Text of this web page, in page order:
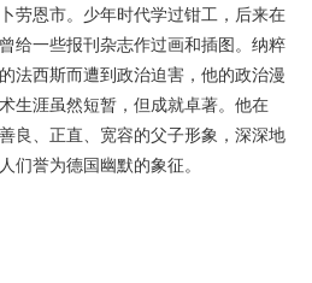
劳恩市。少年时代学过钳工，后来在
给一些报刊杂志作过画和插图。纳粹
法西斯而遭到政治迫害，他的政治漫
生涯虽然短暂，但成就卓著。他在
良、正直、宽容的父子形象，深深地
们誉为德国幽默的象征。